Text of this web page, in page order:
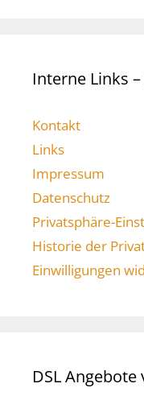
Interne Links
Kontakt
Links
Impressum
Datenschutz
Privatsphäre-
Historie der
Einwilligungen
DSL